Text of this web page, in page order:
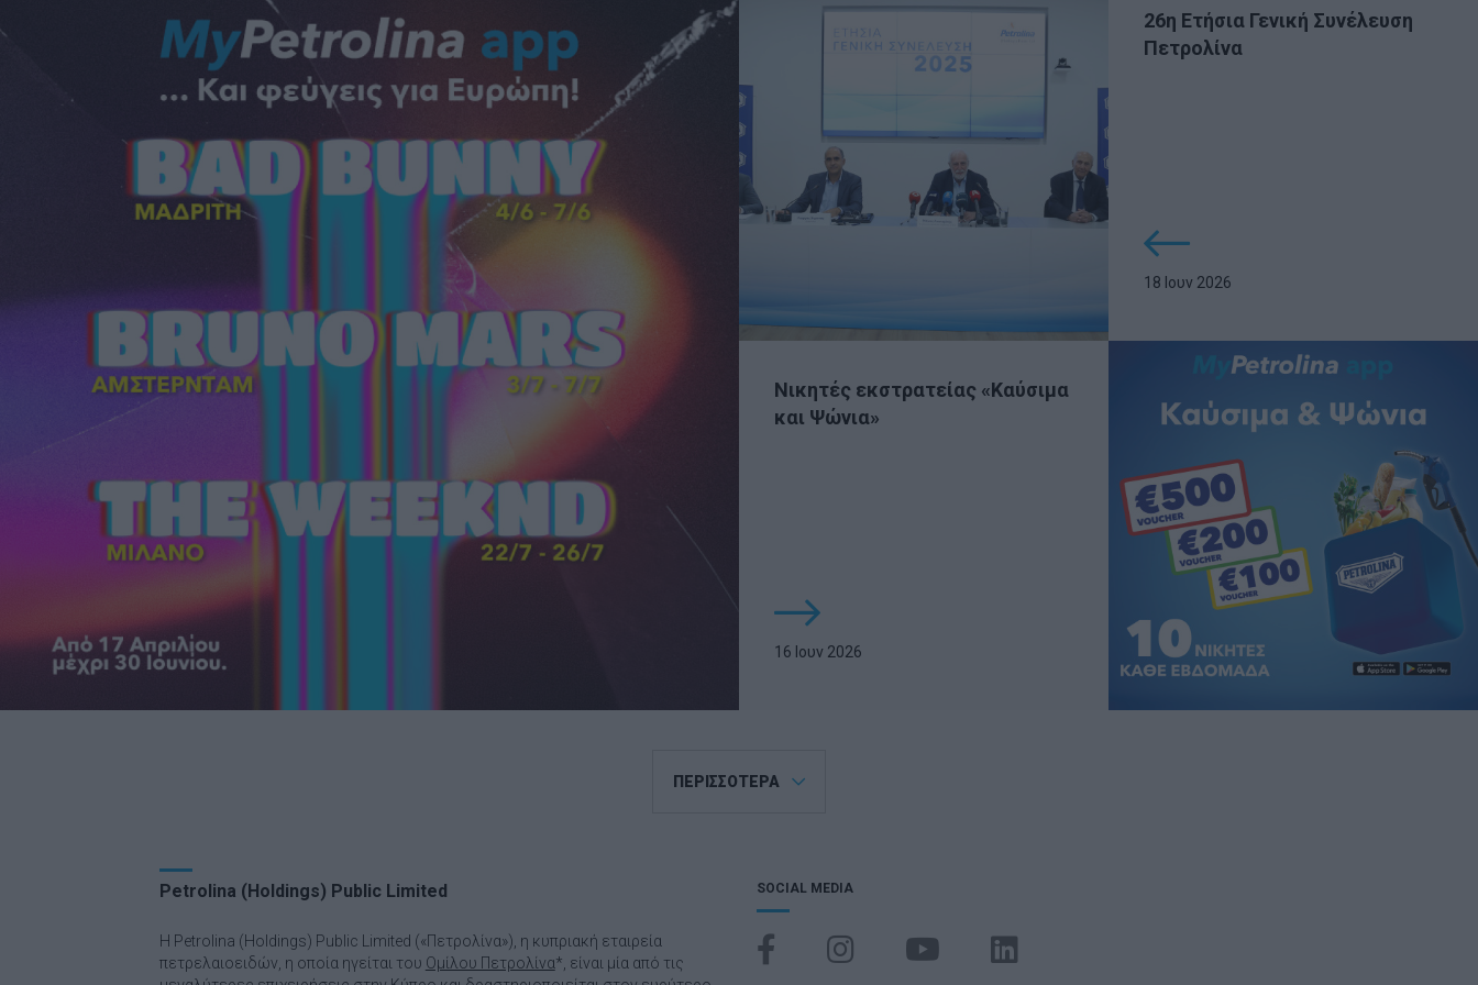
26η Ετήσια Γενική Συνέλευση
Πετρολίνα
18 Ιουν 2026
Νικητές εκστρατείας «Καύσιμα
και Ψώνια»
16 Ιουν 2026
ΠΕΡΙΣΣΟΤΕΡΑ
Petrolina (Holdings) Public Limited
Η Petrolina (Holdings) Public Limited («Πετρολίνα»), η κυπριακή εταιρεία
πετρελαιοειδών, η οποία ηγείται του Ομίλου Πετρολίνα*, είναι μία από τις
SOCIAL MEDIA